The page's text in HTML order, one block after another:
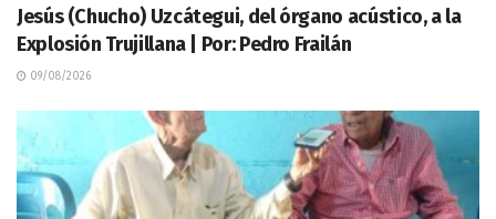
Jesús (Chucho) Uzcátegui, del órgano acústico, a la
Explosión Trujillana | Por: Pedro Frailán
09/08/2026